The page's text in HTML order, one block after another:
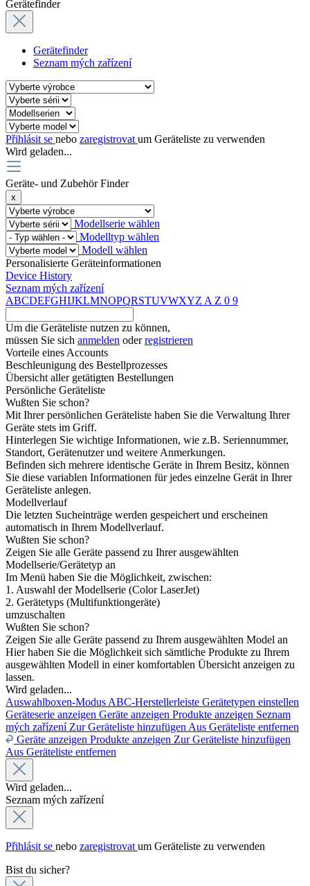
Gerätefinder
Gerätefinder
Seznam mých zařízení
Přihlásit se nebo zaregistrovat um Geräteliste zu verwenden
Wird geladen...
Geräte- und Zubehör Finder
x
Modellserie wählen
Modelltyp wählen
Modell wählen
Personalisierte Geräteinformationen
Device History
Seznam mých zařízení
ABCDEFGHIJKLMNOPQRSTUVWXYZ A Z 0 9
Um die Geräteliste nutzen zu können,
müssen Sie sich anmelden oderregistrieren
Vorteile eines Accounts
Beschleunigung des Bestellprozesses
Übersicht aller getätigten Bestellungen
Persönliche Geräteliste
Wußten Sie schon?
Mit Ihrer persönlichen Geräteliste haben Sie die Verwaltung Ihrer
Geräte stets im Griff.
Hinterlegen Sie wichtige Informationen, wie z.B. Seriennummer,
Standort, Gerätenutzer und weitere Anmerkungen.
Befinden sich mehrere identische Geräte in Ihrem Besitz, können
Sie diese variablen Informationen für jedes einzelne Gerät in Ihrer
Geräteliste anlegen.
Modellverlauf
Die letzten Sucheinträge werden gespeichert und erscheinen
automatisch in Ihrem Modellverlauf.
Wußten Sie schon?
Zeigen Sie alle Geräte passend zu Ihrer ausgewählten
Modellserie/Gerätetyp an
Im Menü haben Sie die Möglichkeit, zwischen:
1. Auswahl der Modellserie (Color LaserJet)
2. Gerätetyps (Multifunktiongeräte)
umzuschalten
Wußten Sie schon?
Zeigen Sie alle Geräte passend zu Ihrem ausgewählten Model an
Hier haben Sie die Möglichkeit sich sämtliche Produkte zu Ihrem
ausgewählten Modell in einer komfortablen Übersicht anzeigen zu
lassen.
Wird geladen...
Auswahlboxen-Modus ABC-Herstellerleiste Gerätetypen einstellen
Geräteserie anzeigen Geräte anzeigen Produkte anzeigen Seznam
mých zařízení Zur Geräteliste hinzufügen Aus Geräteliste entfernen
Geräte anzeigen Produkte anzeigen Zur Geräteliste hinzufügen
Aus Geräteliste entfernen
Wird geladen...
Seznam mých zařízení
Přihlásit se nebo zaregistrovat um Geräteliste zu verwenden
Bist du sicher?